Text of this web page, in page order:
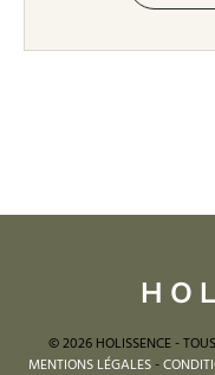
© 2026 HOLISSENCE -
MENTIONS LÉGALES-